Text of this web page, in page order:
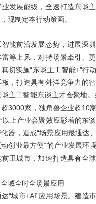
发展能级，全速打造东谈
现制定本行动策画。
前沿发展态势，进展深圳
等上风，对持场景牵引、更
切实施“东谈主工智能+”行
，打造具有外洋竞争力的
主工智能东谈主才会聚地
3000家，独角兽企业超10
以上产业会聚效应彰着的东
器，造成“场景应用最通达
创业最方便”的产业发展环
卫城市，加速打造具有全
全时全场景应用
城市+AI”应用场景。建造